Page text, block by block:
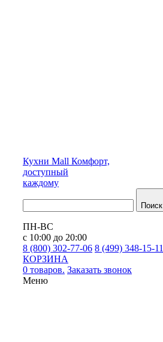
Кухни Mall Комфорт,
доступный
каждому
Поиск
ПН-ВС
с 10:00 до 20:00
8 (800) 302-77-06 8 (499) 348-15-11
КОРЗИНА
0 товаров. Заказать звонок
Меню